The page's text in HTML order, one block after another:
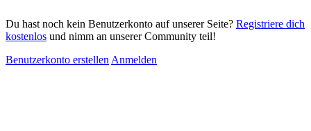
Du hast noch kein Benutzerkonto auf unserer Seite? Registriere dich
kostenlos und nimm an unserer Community teil!
Benutzerkonto erstellen Anmelden